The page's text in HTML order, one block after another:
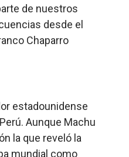
de nuestros
desde el
Chaparro
estadounidense
Aunque Machu
la que reveló la
mundial como